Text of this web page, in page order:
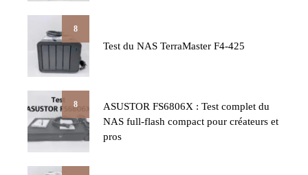
8
Test du NAS TerraMaster F4-425
8
ASUSTOR FS6806X : Test complet du
NAS full-flash compact pour créateurs et
pros